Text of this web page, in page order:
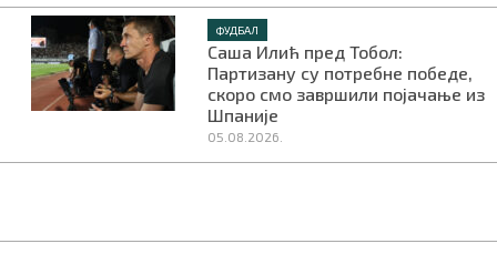
ФУДБАЛ
Саша Илић пред Тобол:
Партизану су потребне победе,
скоро смо завршили појачање из
Шпаније
05.08.2026.